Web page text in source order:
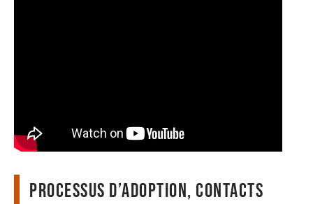
Processus d’adoption, contacts